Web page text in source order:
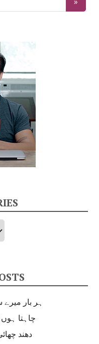
ہر بار
چاہتا
دھند